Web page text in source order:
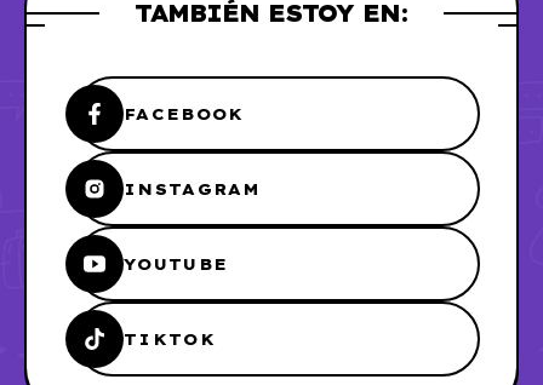
TAMBIÉN ESTOY EN:
FACEBOOK
INSTAGRAM
YOUTUBE
TIKTOK